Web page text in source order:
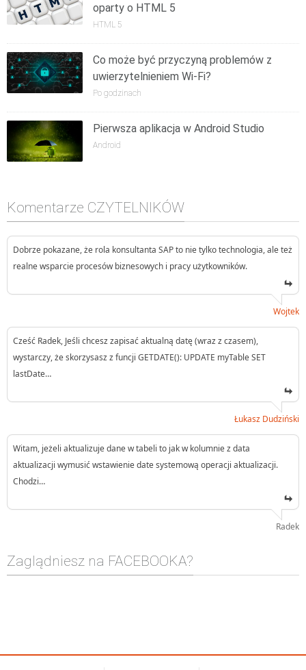
oparty o HTML 5
HTML 5
Co może być przyczyną problemów z
uwierzytelnieniem Wi-Fi?
Po godzinach
Pierwsza aplikacja w Android Studio
Android
Komentarze CZYTELNIKÓW
Dobrze pokazane, że rola konsultanta SAP to nie tylko technologia, ale też
realne wsparcie procesów biznesowych i pracy użytkowników.
Wojtek
Cześć Radek, Jeśli chcesz zapisać aktualną datę (wraz z czasem),
wystarczy, że skorzysasz z funcji GETDATE(): UPDATE myTable SET
lastDate…
Łukasz Dudziński
Witam, jeżeli aktualizuje dane w tabeli to jak w kolumnie z data
aktualizacji wymusić wstawienie date systemową operacji aktualizacji.
Chodzi…
Radek
Zaglądniesz na FACEBOOKA?